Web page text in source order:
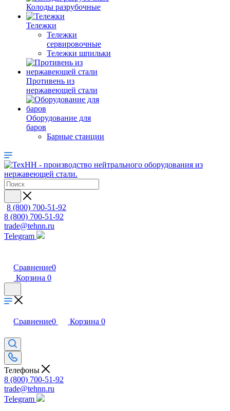
Колоды разрубочные
Тележки
Тележки
сервировочные
Тележки шпильки
Противень из
нержавеющей стали
Оборудование для
баров
Барные станции
8 (800) 700-51-92
8 (800) 700-51-92
trade@tehnn.ru
Telegram
Сравнение0
Корзина 0
Сравнение0 Корзина 0
Телефоны
8 (800) 700-51-92
trade@tehnn.ru
Telegram